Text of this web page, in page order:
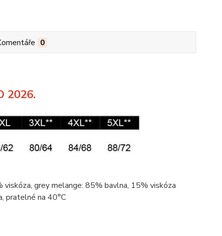
0
2026.
viskóza, greymelange: 85% bavlna, 15% viskóza
, pratelné na 40°C